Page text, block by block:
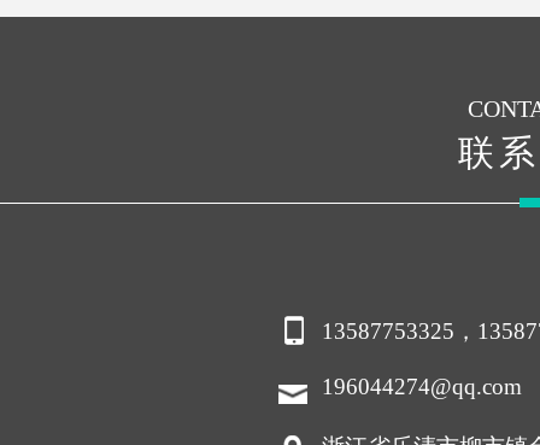
联
13587753325，
196044274@qq.com